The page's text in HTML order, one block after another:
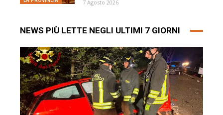
7 Agosto 2026
NEWS PIÙ LETTE NEGLI ULTIMI 7 GIORNI